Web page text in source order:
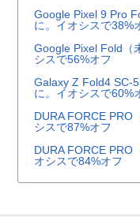
Google Pixel 9 Pro
に。イオシスで38%
Google Pixel Fold（
シスで56%オフ
Galaxy Z Fold4 SC-
に。イオシスで60%
DURA FORCE PRO
シスで87%オフ
DURA FORCE PRO
オシスで84%オフ